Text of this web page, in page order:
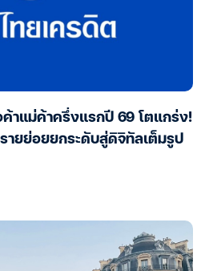
ค้าแม่ค้าครึ่งแรกปี 69 โตแกร่ง!
ายย่อยยกระดับสู่ดิจิทัลเต็มรูป